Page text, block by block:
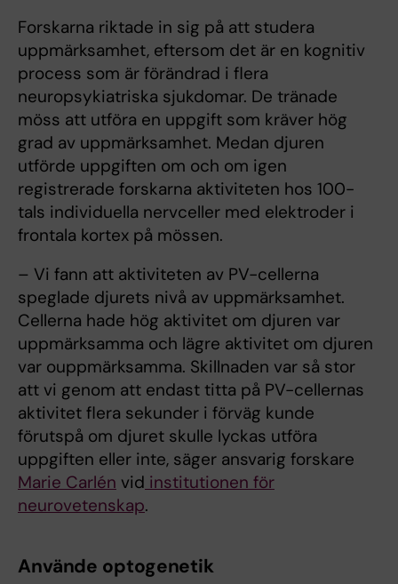
Forskarna riktade in sig på att studera
uppmärksamhet, eftersom det är en kognitiv
process som är förändrad i flera
neuropsykiatriska sjukdomar. De tränade
möss att utföra en uppgift som kräver hög
grad av uppmärksamhet. Medan djuren
utförde uppgiften om och om igen
registrerade forskarna aktiviteten hos 100-
tals individuella nervceller med elektroder i
frontala kortex på mössen.
– Vi fann att aktiviteten av PV-cellerna
speglade djurets nivå av uppmärksamhet.
Cellerna hade hög aktivitet om djuren var
uppmärksamma och lägre aktivitet om djuren
var ouppmärksamma. Skillnaden var så stor
att vi genom att endast titta på PV-cellernas
aktivitet flera sekunder i förväg kunde
förutspå om djuret skulle lyckas utföra
uppgiften eller inte, säger ansvarig forskare
Marie Carlén vid institutionen för
neurovetenskap.
Använde optogenetik